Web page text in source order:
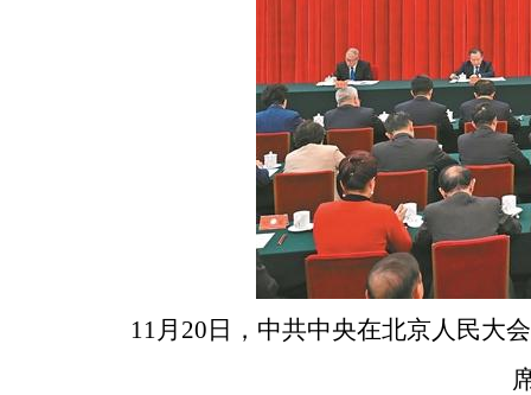
11月20日，中共中央在北京人民大